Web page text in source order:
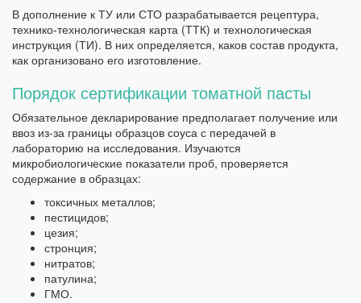
В дополнение к ТУ или СТО разрабатывается рецептура,
технико-технологическая карта (ТТК) и технологическая
инструкция (ТИ). В них определяется, каков состав продукта,
как организовано его изготовление.
Порядок сертификации томатной пасты
Обязательное декларирование предполагает получение или
ввоз из-за границы образцов соуса с передачей в
лабораторию на исследования. Изучаются
микробиологические показатели проб, проверяется
содержание в образцах:
токсичных металлов;
пестицидов;
цезия;
стронция;
нитратов;
патулина;
ГМО.